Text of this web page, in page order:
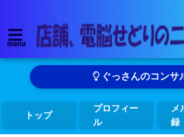
menu
ぐっさんのコンサ
トップ
プロフィー
ル
メ
録